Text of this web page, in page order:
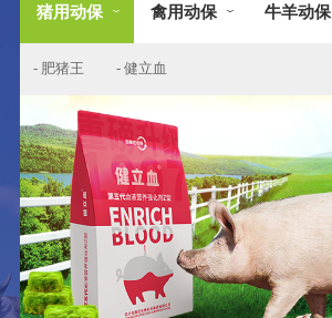
猪用动保 禽用动保 牛羊动保
- 肥猪王 - 健立血